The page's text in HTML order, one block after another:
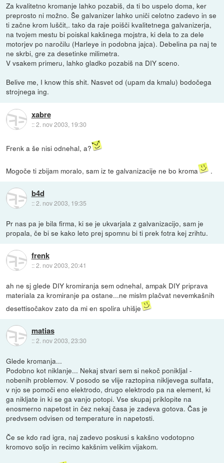
Za kvalitetno kromanje lahko pozabiš, da ti bo uspelo doma, ker
preprosto ni možno. Še galvanizer lahko uniči celotno zadevo in se
ti začne krom luščit,. tako da raje poišči kvalitetnega galvanizerja,
na tvojem mestu bi poiskal kakšnega mojstra, ki dela to za dele
motorjev po naročilu (Harleye in podobna jajca). Debelina pa naj te
ne skrbi, gre za desetinke milimetra.
V vsakem primeru, lahko gladko pozabiš na DIY sceno.
Belive me, I know this shit. Nasvet od (upam da kmalu) bodočega
strojnega ing.
xabre
::2. nov 2003, 19:30
Frenk a še nisi odnehal, a?
Mogoče ti zbijam moralo, sam iz te galvanizacije ne bo kroma .
b4d
::2. nov 2003, 19:35
Pr nas pa je bila firma, ki se je ukvarjala z galvanizacijo, sam je
propala, če bi se kako leto prej spomnu bi ti prek fotra kej zrihtu.
frenk
::2. nov 2003, 20:41
ah ne sj glede DIY kromiranja sem odnehal, ampak DIY priprava
materiala za kromiranje pa ostane...ne mislm plačvat nevemkašnih
desettisočakov zato da mi en spolira uhišje
matias
::2. nov 2003, 23:30
Glede kromanja...
Podobno kot niklanje... Nekaj stvari sem si nekoč ponikljal -
nobenih problemov. V posodo se vlije raztopina nikljevega sulfata,
v njo se pomoči eno elektrodo, drugo elektrodo pa na element, ki
ga nikljate in ki se ga vanjo potopi. Vse skupaj priklopite na
enosmerno napetost in čez nekaj časa je zadeva gotova. Čas je
predvsem odvisen od temperature in napetosti.
Če se kdo rad igra, naj zadevo poskusi s kakšno vodotopno
kromovo soljo in recimo kakšnim velikim vijakom.